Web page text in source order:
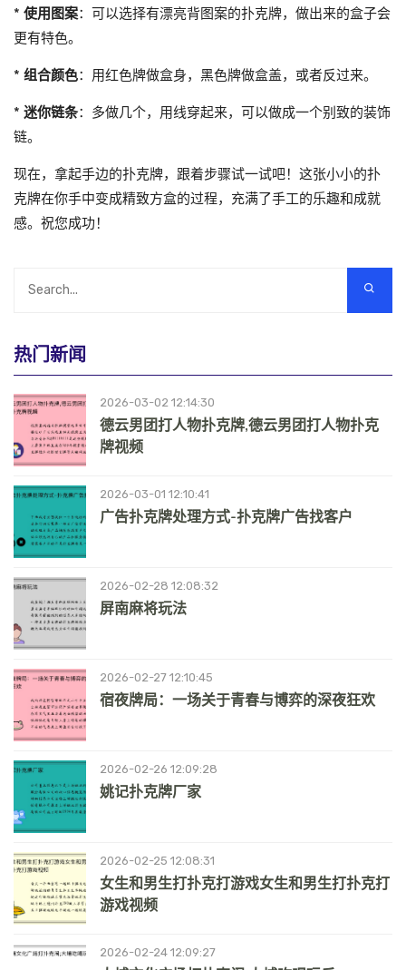
* 使用图案：可以选择有漂亮背图案的扑克牌，做出来的盒子会
更有特色。
* 组合颜色：用红色牌做盒身，黑色牌做盒盖，或者反过来。
* 迷你链条：多做几个，用线穿起来，可以做成一个别致的装饰
链。
现在，拿起手边的扑克牌，跟着步骤试一试吧！这张小小的扑
克牌在你手中变成精致方盒的过程，充满了手工的乐趣和成就
感。祝您成功！
热门新闻
2026-03-02 12:14:30
德云男团打人物扑克牌,德云男团打人物扑克
牌视频
2026-03-01 12:10:41
广告扑克牌处理方式-扑克牌广告找客户
2026-02-28 12:08:32
屏南麻将玩法
2026-02-27 12:10:45
宿夜牌局：一场关于青春与博弈的深夜狂欢
2026-02-26 12:09:28
姚记扑克牌厂家
2026-02-25 12:08:31
女生和男生打扑克打游戏女生和男生打扑克打
游戏视频
2026-02-24 12:09:27